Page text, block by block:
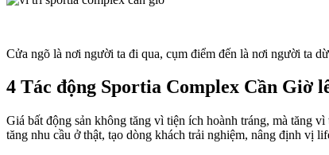
Cửa ngõ là nơi người ta đi qua, cụm điểm đến là nơi người ta
4 Tác động Sportia Complex Cần Giờ
Giá bất động sản không tăng vì tiện ích hoành tráng, mà tăng
tăng nhu cầu ở thật, tạo dòng khách trải nghiệm, nâng định vị